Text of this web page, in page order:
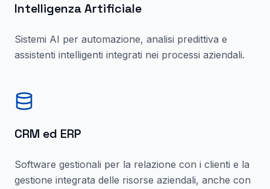
Intelligenza Artificiale
Sistemi AI per automazione, analisi predittiva e
assistenti intelligenti integrati nei processi aziendali.
CRM ed ERP
Software gestionali per la relazione con i clienti e la
gestione integrata delle risorse aziendali, anche con